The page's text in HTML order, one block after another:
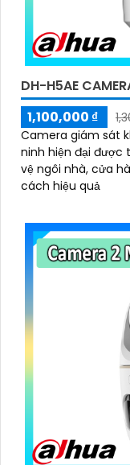
DH-H5AE
1,100,000 ₫
Camera giám sát
ninh hiện đại được
vệ ngôi nhà, cửa
cách hiệu quả